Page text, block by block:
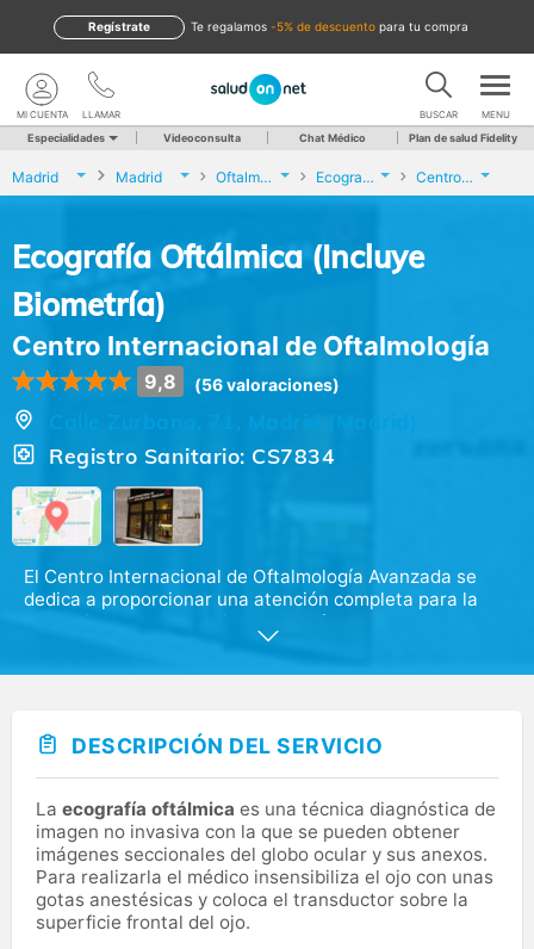
te regalamos -5% de descuento para tu compra
Regístrate
LLAMAR
MI CUENTA BUSCAR MENU
Especialidades Videoconsulta Chat Médico Plan de salud Fidelity
Madrid Madrid Oftalmología Ecografía Oftálmica (Incluye Biometría) Centro Internacional de Oftalmología
Ecografía Oftálmica (Incluye
Biometría)
Centro Internacional de Oftalmología
9,8 (56 valoraciones)
Registro Sanitario: CS7834
El Centro Internacional de Oftalmología Avanzada se
dedica a proporcionar una atención completa para la
salud visual y el tratamiento de enfermedades oculares.
generación. Esta combinación hace posible que
podamos solucionar cualquier trastorno de la visión. Lo
que a su vez nos posiciona como uno de los principales
centros oftalmológicos en Europa.
DESCRIPCIÓN DEL SERVICIO
La ecografía oftálmica es una técnica diagnóstica de
imagen no invasiva con la que se pueden obtener
imágenes seccionales del globo ocular y sus anexos.
Para realizarla el médico insensibiliza el ojo con unas
gotas anestésicas y coloca el transductor sobre la
superficie frontal del ojo.